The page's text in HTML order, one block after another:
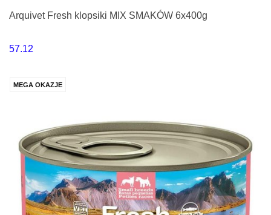
Arquivet Fresh klopsiki MIX SMAKÓW 6x400g
57.12
MEGA OKAZJE